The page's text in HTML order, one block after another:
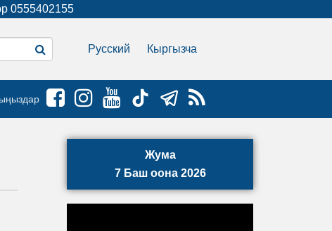
0555402155
Русский Кыргызча
Жума
7 Баш оона 2026